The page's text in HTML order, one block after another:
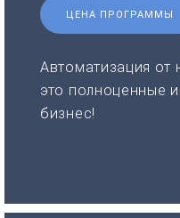
ЦЕНА ПРОГРАММЫ
Автоматизация от
это полноценные
бизнес!